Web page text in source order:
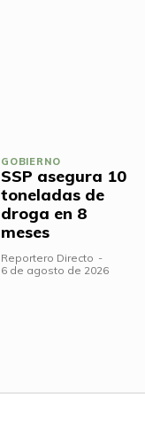
GOBIERNO
SSP asegura 10
toneladas de
droga en 8
meses
Reportero Directo -
6 de agosto de 2026